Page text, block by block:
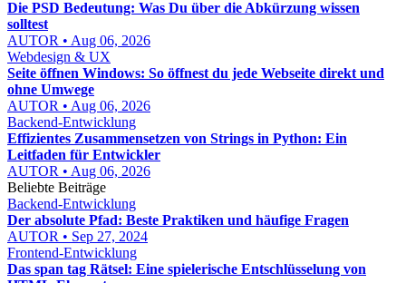
Die PSD Bedeutung: Was Du über die Abkürzung wissen
solltest
AUTOR • Aug 06, 2026
Webdesign & UX
Seite öffnen Windows: So öffnest du jede Webseite direkt und
ohne Umwege
AUTOR • Aug 06, 2026
Backend-Entwicklung
Effizientes Zusammensetzen von Strings in Python: Ein
Leitfaden für Entwickler
AUTOR • Aug 06, 2026
Beliebte Beiträge
Backend-Entwicklung
Der absolute Pfad: Beste Praktiken und häufige Fragen
AUTOR • Sep 27, 2024
Frontend-Entwicklung
Das span tag Rätsel: Eine spielerische Entschlüsselung von